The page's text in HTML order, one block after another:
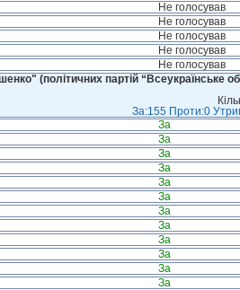
Не голосував
Не голосував
Не голосував
Не голосував
Не голосував
(політичних партій “Всеукраїнське
За:155 Проти:0
За
За
За
За
За
За
За
За
За
За
За
За